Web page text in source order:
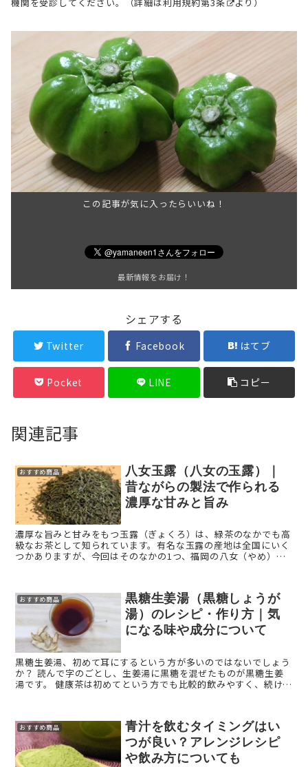
機関を受診してください。（詳細は利用規約第3条 より）
この記事が気に入ったらいいね！
最新情報をお届け！
シェアする
Twitter Facebook はてブ
Pocket LINE コピー
関連記事
おすすめ商品
八女玉露（八女の玉露）｜
昔ながらの製法で作られる
濃厚な甘みと旨み
濃厚な旨みと甘みをもつ玉露（ぎょくろ）は、緑茶のなかでも高
級なお茶として知られています。有名な玉露の産地は全国にいく
つかありますが、今回はそのなかの1つ、福岡の八女（やめ）で
おすすめ商品
黒糖生姜湯（黒糖しょうが
湯）のレシピ・作り方｜気
になる味や成分について
黒糖生姜湯、初めて耳にするという方が多いのではないでしょう
か？ 読んで字のごとし、生姜湯に黒糖を混ぜたものが黒糖生姜
湯です。 健康茶は初めてという方でも比較的飲みやすく、続けや
おすすめ商品
青汁を飲むタイミングはい
つが良い？アレンジレシピ
や飲み方についても